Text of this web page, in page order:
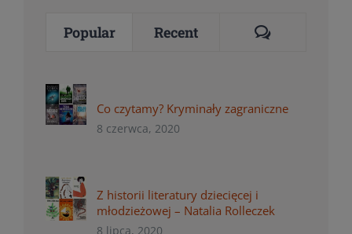
Popular Recent Comments
Co czytamy? Kryminały zagraniczne
8 czerwca, 2020
Z historii literatury dziecięcej i
młodzieżowej – Natalia Rolleczek
8 lipca, 2020